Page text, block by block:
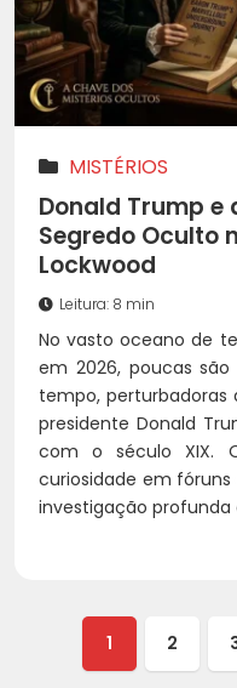
MISTÉRIOS
Donald Trump e
Segredo Oculto
Lockwood
Leitura: 8 min
No vasto oceano de
em 2026, poucas
tempo, perturbadoras
presidente Donald
com o século XIX.
curiosidade em
investigação
1 2